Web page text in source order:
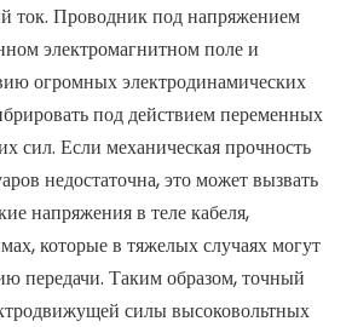
ток. Проводник под напряжением
электромагнитном поле и
огромных электродинамических
под действием переменных
сил. Если механическая прочность
недостаточна, это может вызвать
напряжения в теле кабеля,
которые в тяжелых случаях могут
передачи. Таким образом, точный
силы высоковольтных